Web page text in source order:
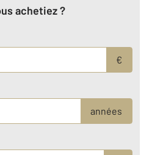
achetiez ?
€
années